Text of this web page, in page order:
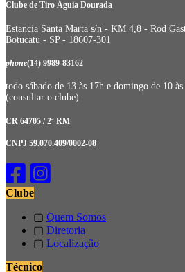
Clube de Tiro Águia Dourada
Estancia Santa Marta s/n - KM 4,8 - Rod
Botucatu - SP - 18607-301
phone(14) 9989-83162
todo sábado de 13 às 17h e domingo de 10
(consultar o clube)
CR 64705 / 2ª RM
CNPJ 59.070.409/0002-08
Clube
▢ Quem Somos
▢ Diretoria
▢ Localização
Técnico